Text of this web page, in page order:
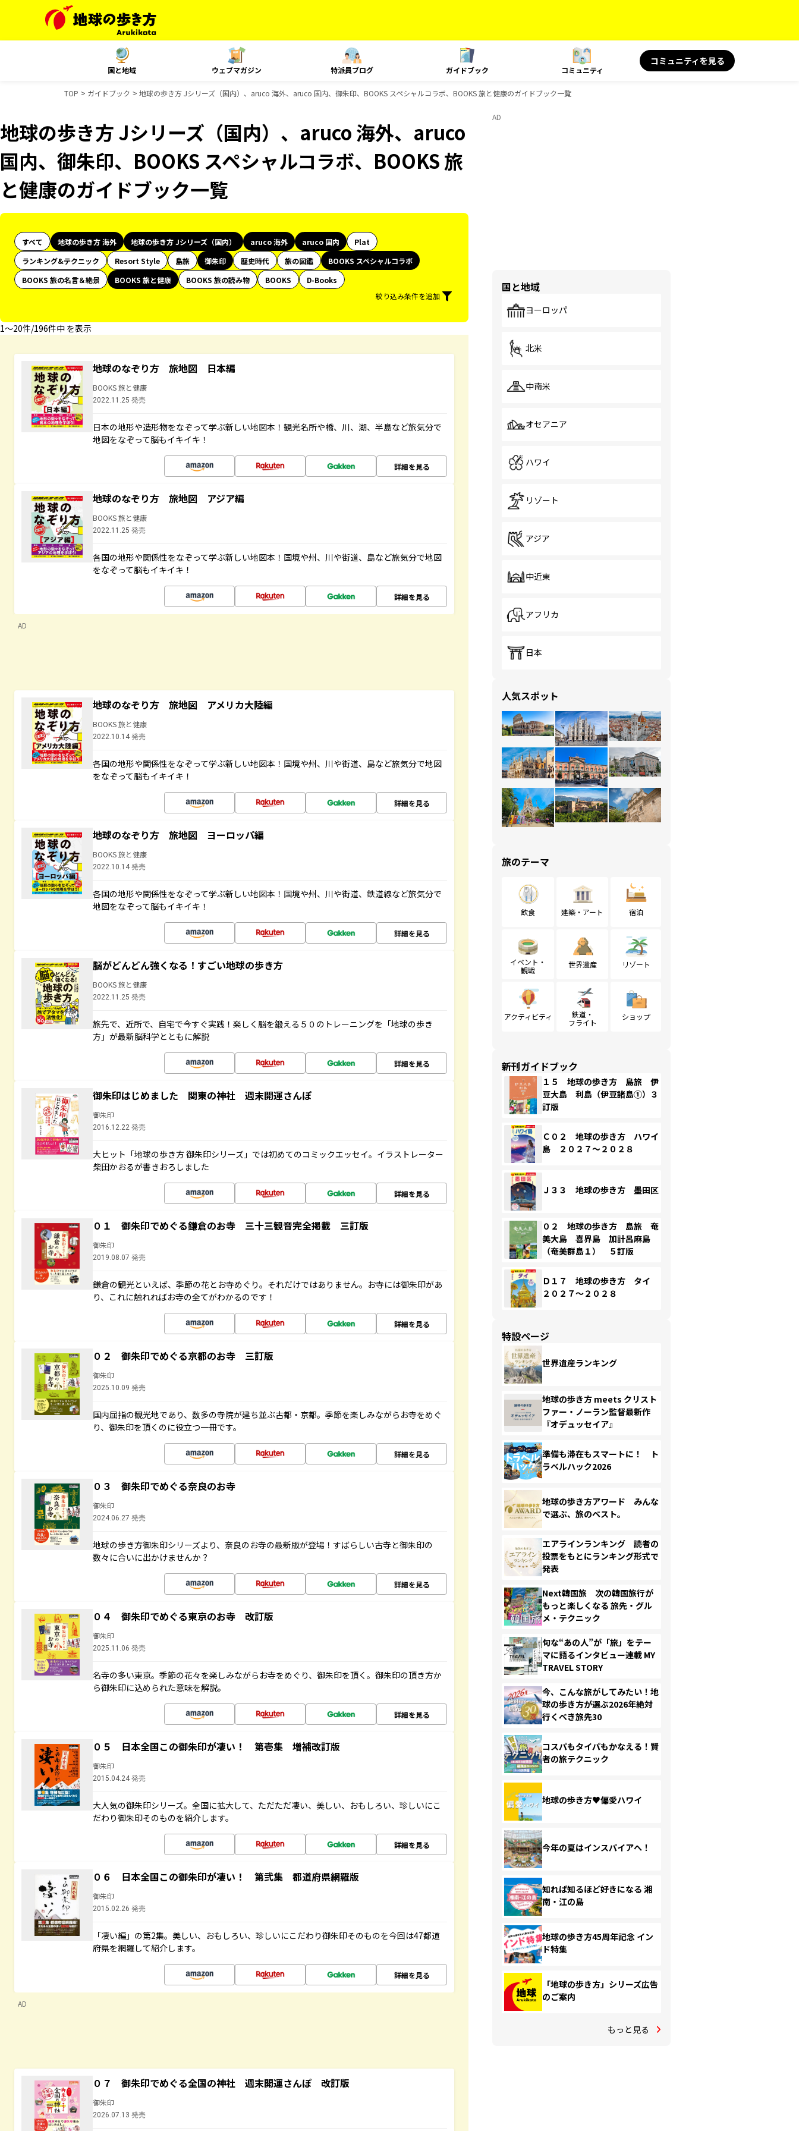
国と地域 ウェブマガジン 特派員ブログ ガイドブック コミュニティ
コミュニティを見る
TOP ガイドブック 地球の歩き方 Jシリーズ（国内）、aruco 海外、aruco 国内、御朱印、BOOKS スペシャルコラボ、BOOKS 旅と健康のガイドブック一覧
地球の歩き方 Jシリーズ（国内）、aruco 海外、aruco
国内、御朱印、BOOKS スペシャルコラボ、BOOKS 旅
と健康のガイドブック一覧
すべて 地球の歩き方 海外 地球の歩き方 Jシリーズ（国内） aruco 海外 aruco 国内
Plat
ランキング&テクニック
Resort Style 島旅 御朱印 歴史時代 旅の図鑑
BOOKS スペシャルコラボ
BOOKS 旅の名言＆絶景
BOOKS 旅と健康 BOOKS 旅の読み物 BOOKS
D-Books
絞り込み条件を追加
1〜20件/196件中 を表示
地球のなぞり方 旅地図 日本編
BOOKS 旅と健康
2022.11.25 発売
日本の地形や造形物をなぞって学ぶ新しい地図本！観光名所や橋、川、湖、半島など旅気分で
地図をなぞって脳もイキイキ！
詳細を見る
地球のなぞり方 旅地図 アジア編
BOOKS 旅と健康
2022.11.25 発売
各国の地形や関係性をなぞって学ぶ新しい地図本！国境や州、川や街道、島など旅気分で地図
をなぞって脳もイキイキ！
詳細を見る
AD
地球のなぞり方 旅地図 アメリカ大陸編
BOOKS 旅と健康
2022.10.14 発売
各国の地形や関係性をなぞって学ぶ新しい地図本！国境や州、川や街道、島など旅気分で地図
をなぞって脳もイキイキ！
詳細を見る
地球のなぞり方 旅地図 ヨーロッパ編
BOOKS 旅と健康
2022.10.14 発売
各国の地形や関係性をなぞって学ぶ新しい地図本！国境や州、川や街道、鉄道線など旅気分で
地図をなぞって脳もイキイキ！
詳細を見る
脳がどんどん強くなる！すごい地球の歩き方
BOOKS 旅と健康
2022.11.25 発売
旅先で、近所で、自宅で今すぐ実践！楽しく脳を鍛える５０のトレーニングを「地球の歩き
方」が最新脳科学とともに解説
詳細を見る
御朱印はじめました 関東の神社 週末開運さんぽ
御朱印
2016.12.22 発売
大ヒット「地球の歩き方 御朱印シリーズ」では初めてのコミックエッセイ。イラストレーター
柴田かおるが書きおろしました
詳細を見る
０１ 御朱印でめぐる鎌倉のお寺 三十三観音完全掲載 三訂版
御朱印
2019.08.07 発売
鎌倉の観光といえば、季節の花とお寺めぐり。それだけではありません。お寺には御朱印があ
り、これに触れればお寺の全てがわかるのです！
詳細を見る
０２ 御朱印でめぐる京都のお寺 三訂版
御朱印
2025.10.09 発売
国内屈指の観光地であり、数多の寺院が建ち並ぶ古都・京都。季節を楽しみながらお寺をめぐ
り、御朱印を頂くのに役立つ一冊です。
詳細を見る
０３ 御朱印でめぐる奈良のお寺
御朱印
2024.06.27 発売
地球の歩き方御朱印シリーズより、奈良のお寺の最新版が登場！すばらしい古寺と御朱印の
数々に合いに出かけませんか？
詳細を見る
０４ 御朱印でめぐる東京のお寺 改訂版
御朱印
2025.11.06 発売
名寺の多い東京。季節の花々を楽しみながらお寺をめぐり、御朱印を頂く。御朱印の頂き方か
ら御朱印に込められた意味を解説。
詳細を見る
０５ 日本全国この御朱印が凄い！ 第壱集 増補改訂版
御朱印
2015.04.24 発売
大人気の御朱印シリーズ。全国に拡大して、ただただ凄い、美しい、おもしろい、珍しいにこ
だわり御朱印そのものを紹介します。
詳細を見る
０６ 日本全国この御朱印が凄い！ 第弐集 都道府県網羅版
御朱印
2015.02.26 発売
「凄い編」の第2集。美しい、おもしろい、珍しいにこだわり御朱印そのものを今回は47都道
府県を網羅して紹介します。
詳細を見る
AD
０７ 御朱印でめぐる全国の神社 週末開運さんぽ 改訂版
御朱印
2026.07.13 発売
AD
国と地域
ヨーロッパ
北米
中南米
オセアニア
ハワイ
リゾート
アジア
中近東
アフリカ
日本
人気スポット
旅のテーマ
飲食 建築・アート 宿泊
イベント・
観戦
世界遺産 リゾート
アクティビティ
鉄道・
フライト
ショップ
新刊ガイドブック
１５ 地球の歩き方 島旅 伊
豆大島 利島（伊豆諸島①）３
訂版
Ｃ０２ 地球の歩き方 ハワイ
島 ２０２７～２０２８
Ｊ３３ 地球の歩き方 墨田区
０２ 地球の歩き方 島旅 奄
美大島 喜界島 加計呂麻島
（奄美群島１） ５訂版
Ｄ１７ 地球の歩き方 タイ
２０２７～２０２８
特設ページ
世界遺産ランキング
地球の歩き方 meets クリスト
ファー・ノーラン監督最新作
『オデュッセイア』
準備も滞在もスマートに！ ト
ラベルハック2026
地球の歩き方アワード みんな
で選ぶ、旅のベスト。
エアラインランキング 読者の
投票をもとにランキング形式で
発表
Next韓国旅 次の韓国旅行が
もっと楽しくなる 旅先・グル
メ・テクニック
旬な“あの人”が「旅」をテー
マに語るインタビュー連載 MY
TRAVEL STORY
今、こんな旅がしてみたい！地
球の歩き方が選ぶ2026年絶対
行くべき旅先30
コスパもタイパもかなえる！賢
者の旅テクニック
地球の歩き方♥偏愛ハワイ
今年の夏はインスパイアへ！
知れば知るほど好きになる 湘
南・江の島
地球の歩き方45周年記念 イン
ド特集
「地球の歩き方」シリーズ広告
のご案内
もっと見る